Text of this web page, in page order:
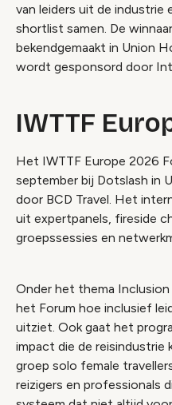
van leiders uit de industrie
shortlist samen. De
bekendgemaakt in Union
wordt gesponsord door
IWTTF
Het IWTTF Europe 2026
september bij Dotslash in
door BCD Travel. Het
uit expertpanels, fireside
groepssessies en
Onder het thema
het Forum hoe inclusief
uitziet. Ook gaat het
impact die de reisindustrie
groep solo female
reizigers en professionals